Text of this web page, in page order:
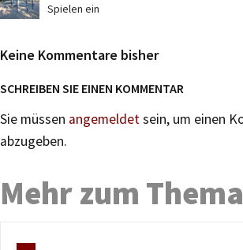
Spielen ein
Keine Kommentare bisher
SCHREIBEN SIE EINEN KOMMENTAR
Sie müssen angemeldetsein, um einen
abzugeben.
Mehr zum Thema